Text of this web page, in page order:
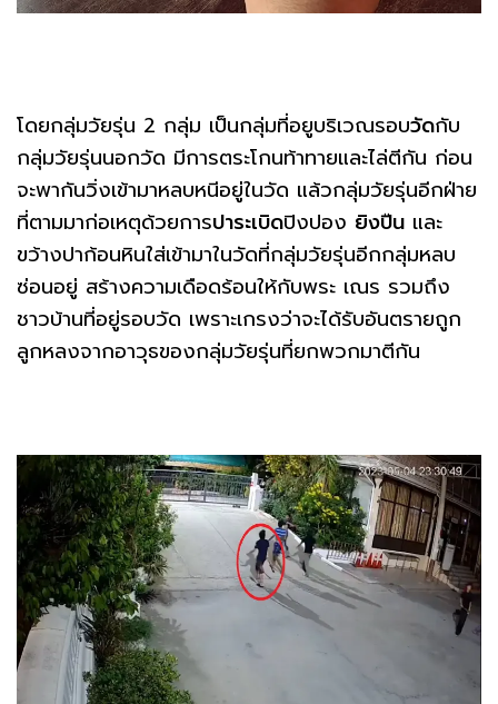
โดยกลุ่มวัยรุ่น 2 กลุ่ม เป็นกลุ่มที่อยูบริเวณรอบวัดกับ
กลุ่มวัยรุ่นนอกวัด มีการตระโกนท้าทายและไล่ตีกัน ก่อน
จะพากันวิ่งเข้ามาหลบหนีอยู่ในวัด แล้วกลุ่มวัยรุ่นอีกฝ่าย
ที่ตามมาก่อเหตุด้วยการปาระเบิดปิงปอง ยิงปืน และ
ขว้างปาก้อนหินใส่เข้ามาในวัดที่กลุ่มวัยรุ่นอีกกลุ่มหลบ
ซ่อนอยู่ สร้างความเดือดร้อนให้กับพระ เณร รวมถึง
ชาวบ้านที่อยู่รอบวัด เพราะเกรงว่าจะได้รับอันตรายถูก
ลูกหลงจากอาวุธของกลุ่มวัยรุ่นที่ยกพวกมาตีกัน